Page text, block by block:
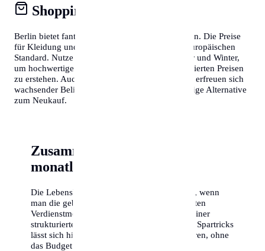
Shopping & Konsum
Berlin bietet fantastische Shopping-Möglichkeiten. Die Preise
für Kleidung und Elektronik entsprechen dem europäischen
Standard. Nutze die Schlussverkäufe im Sommer und Winter,
um hochwertige Markenartikel zu deutlich reduzierten Preisen
zu erstehen. Auch Second-Hand-Läden in Berlin erfreuen sich
wachsender Beliebtheit und bieten eine nachhaltige Alternative
zum Neukauf.
Zusammenfassung der
monatlichen Kosten
Die Lebenshaltungskosten in Berlin sind fair, wenn
man die gebotene Lebensqualität und die guten
Verdienstmöglichkeiten berücksichtigt. Mit einer
strukturierten Planung und ein paar cleveren Spartricks
lässt sich hier ein hervorragendes Leben führen, ohne
das Budget zu sprengen.